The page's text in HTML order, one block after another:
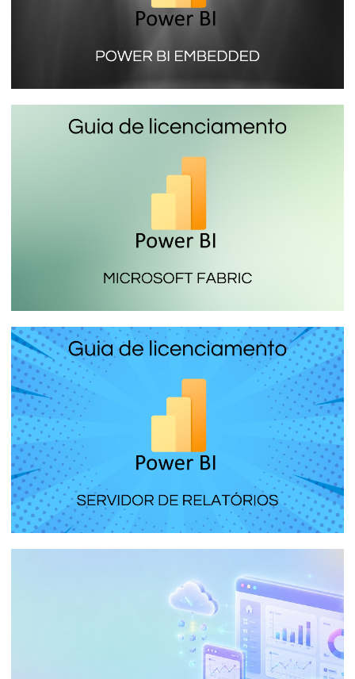
Power BI Embedded (SKU A) - conoce
mas sobre la licencia que no necesita
cuenta PRO para ver informes
9 min de lectura
Parte 7 de 9
Microsoft Fabric (SKU F) - La licencia más
económica de Power BI
16 de enero de 2024 14 min de lectura
Power BI Report Server - El servidor de
informes local de Power BI que instalas
en un servidor de tu empresa
7 min de lectura